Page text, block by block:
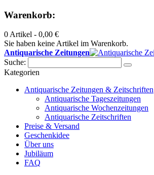
Warenkorb:
0 Artikel - 0,00 €
Sie haben keine Artikel im Warenkorb.
Antiquarische Zeitungen
Suche:
Kategorien
Antiquarische Zeitungen & Zeitschriften
Antiquarische Tageszeitungen
Antiquarische Wochenzeitungen
Antiquarische Zeitschriften
Preise & Versand
Geschenkidee
Über uns
Jubiläum
FAQ